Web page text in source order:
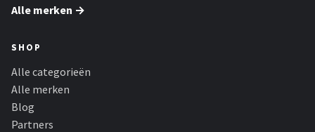
Alle merken →
SHOP
Alle categorieën
Alle merken
Blog
Partners